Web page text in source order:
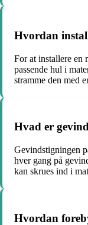
Hvordan
For at installere en
passende hul i
stramme den med
Hvad er
Gevindstigningen
hver gang på
kan skrues ind i
Hvordan